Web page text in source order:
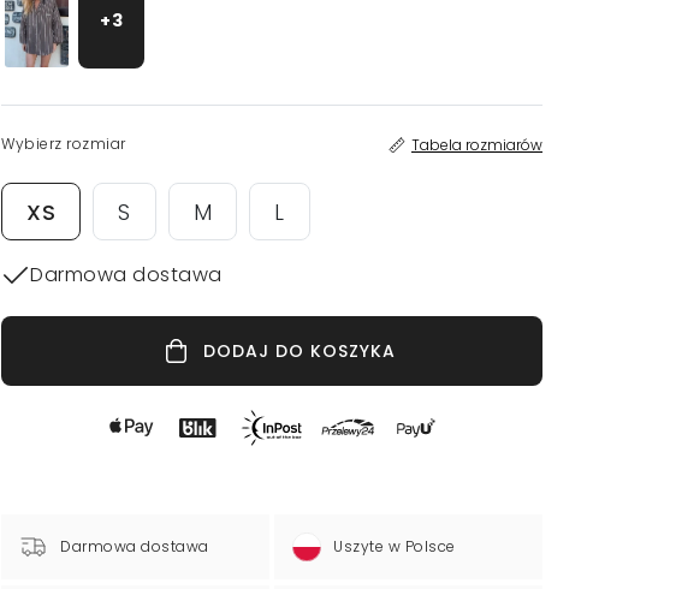
+3
Wybierz rozmiar Tabela rozmiarów
XS S M L
Darmowa dostawa
DODAJ DO KOSZYKA
Darmowa dostawa Uszyte w Polsce